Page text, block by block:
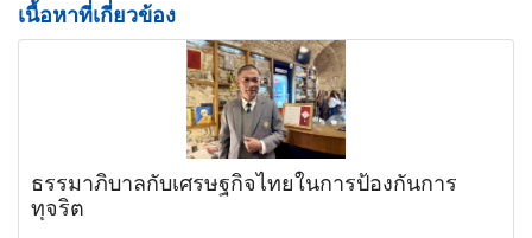
เนื้อหาที่เกี่ยวข้อง
ธรรมาภิบาลกับเศรษฐกิจไทยในการป้องกันการ
ทุจริต